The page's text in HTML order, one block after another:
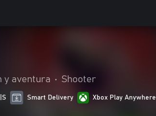
y aventura • Shooter
Smart Delivery Xbox Play Anywhere